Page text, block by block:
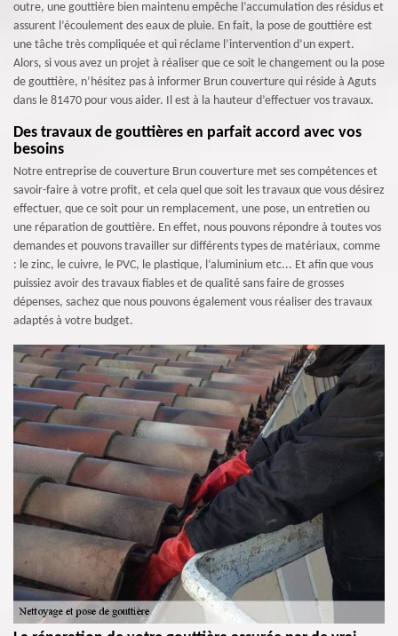
outre, une gouttière bien maintenu empêche l’accumulation des résidus et
assurent l’écoulement des eaux de pluie. En fait, la pose de gouttière est
une tâche très compliquée et qui réclame l’intervention d’un expert.
Alors, si vous avez un projet à réaliser que ce soit le changement ou la pose
de gouttière, n’hésitez pas à informer Brun couverture qui réside à Aguts
dans le 81470 pour vous aider. Il est à la hauteur d’effectuer vos travaux.
Des travaux de gouttières en parfait accord avec vos
besoins
Notre entreprise de couverture Brun couverture met ses compétences et
savoir-faire à votre profit, et cela quel que soit les travaux que vous désirez
effectuer, que ce soit pour un remplacement, une pose, un entretien ou
une réparation de gouttière. En effet, nous pouvons répondre à toutes vos
demandes et pouvons travailler sur différents types de matériaux, comme
: le zinc, le cuivre, le PVC, le plastique, l’aluminium etc... Et afin que vous
puissiez avoir des travaux fiables et de qualité sans faire de grosses
dépenses, sachez que nous pouvons également vous réaliser des travaux
adaptés à votre budget.